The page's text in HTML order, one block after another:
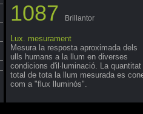
1087 Brillantor
Lux. mesurament
Mesura la resposta aproximada dels
ulls humans a la llum en diverses
condicions d'il·luminació. La quantitat
total de tota la llum mesurada es
com a "flux lluminós".